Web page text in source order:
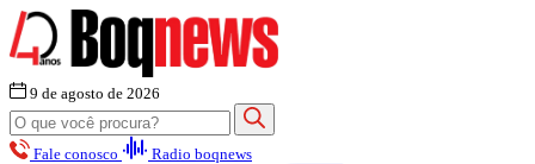
9 de agosto de 2026
Fale conosco Radio boqnews